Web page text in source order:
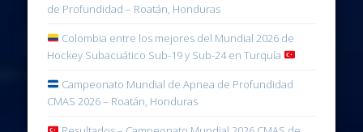
de Profundidad – Roatán, Honduras
Colombia entre los mejores del Mundial 2026 de
Hockey Subacuático Sub-19 y Sub-24 en Turquía
Campeonato Mundial de Apnea de Profundidad
CMAS 2026 – Roatán, Honduras